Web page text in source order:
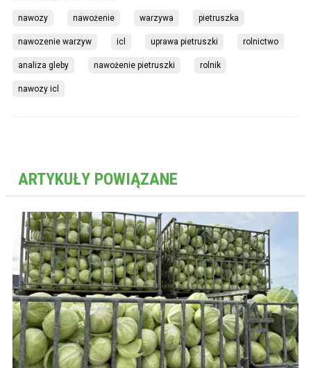
nawozy nawożenie warzywa pietruszka
nawozenie warzyw icl uprawa pietruszki rolnictwo
analiza gleby nawożenie pietruszki rolnik
nawozy icl
ARTYKUŁY POWIĄZANE